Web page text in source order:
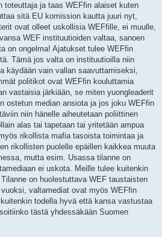
toteuttaja ja taas WEFfin alaiset kuten
sitä EU komission kautta juuri nyt,
ovat olleet uskollisia WEFfille, ei muulle,
WEF instituutioiden valtaa, sanoen
on ongelma! Ajatukset tulee WEFfin
Tämä jos valta on instituutioilla niin
käydään vain vallan saavuttamiseksi,
politikot ovat WEFfin kouluttamia
vastaisia järkiään, se miten yuongleaderit
ostetun median ansiota ja jos joku WEFfin
niin hänelle aiheutetaan poliittinen
alas tai tapetaan tai yritetään ampua
rikollista mafia tasoista toimintaa ja
rikollisten puolelle epäillen kaikkea muuta
mutta esim. Usassa tilanne on
ei uskota. Meille tulee kuitenkin
on huolestuttava WEF taustaisten
valtamediat ovat myös WEFfin
todella hyvä että kansa vastustaa
tästä yhdessäkään Suomen